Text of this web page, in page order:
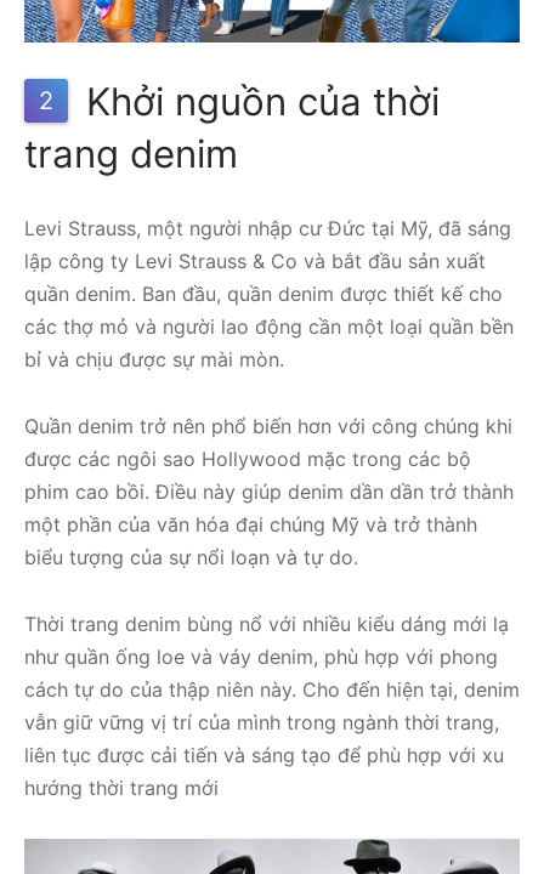
2
Khởi nguồn của thời
trang denim
Levi Strauss, một người nhập cư Đức tại Mỹ, đã sáng
lập công ty Levi Strauss & Co và bắt đầu sản xuất
quần denim. Ban đầu, quần denim được thiết kế cho
các thợ mỏ và người lao động cần một loại quần bền
bỉ và chịu được sự mài mòn.
Quần denim trở nên phổ biến hơn với công chúng khi
được các ngôi sao Hollywood mặc trong các bộ
phim cao bồi. Điều này giúp denim dần dần trở thành
một phần của văn hóa đại chúng Mỹ và trở thành
biểu tượng của sự nổi loạn và tự do.
Thời trang denim bùng nổ với nhiều kiểu dáng mới lạ
như quần ống loe và váy denim, phù hợp với phong
cách tự do của thập niên này. Cho đến hiện tại, denim
vẫn giữ vững vị trí của mình trong ngành thời trang,
liên tục được cải tiến và sáng tạo để phù hợp với xu
hướng thời trang mới